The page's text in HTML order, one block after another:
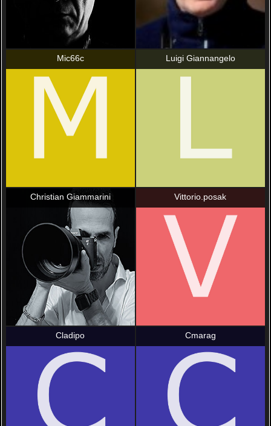
Mic66c Luigi Giannangelo
Christian Giammarini Vittorio.posak
Cladipo Cmarag